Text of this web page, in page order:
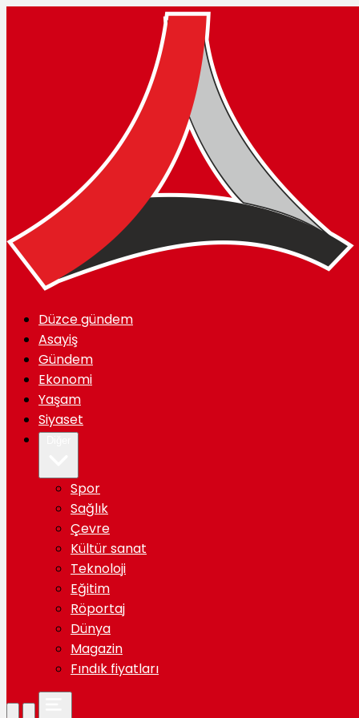
Düzce gündem
Asayiş
Gündem
Ekonomi
Yaşam
Siyaset
Spor
Sağlık
Çevre
Kültür sanat
Teknoloji
Eğitim
Röportaj
Dünya
Magazin
Fındık fiyatları